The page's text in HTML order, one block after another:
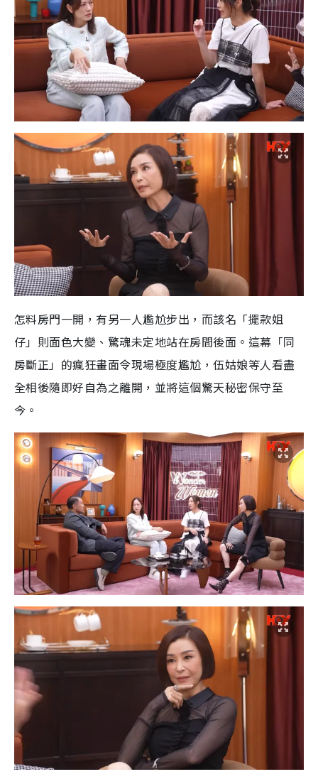
怎料房門一開，有另一人尷尬步出，而該名「擺款姐
仔」則面色大變、驚魂未定地站在房間後面。這幕「同
房斷正」的瘋狂畫面令現場極度尷尬，伍姑娘等人看盡
全相後隨即好自為之離開，並將這個驚天秘密保守至
今。